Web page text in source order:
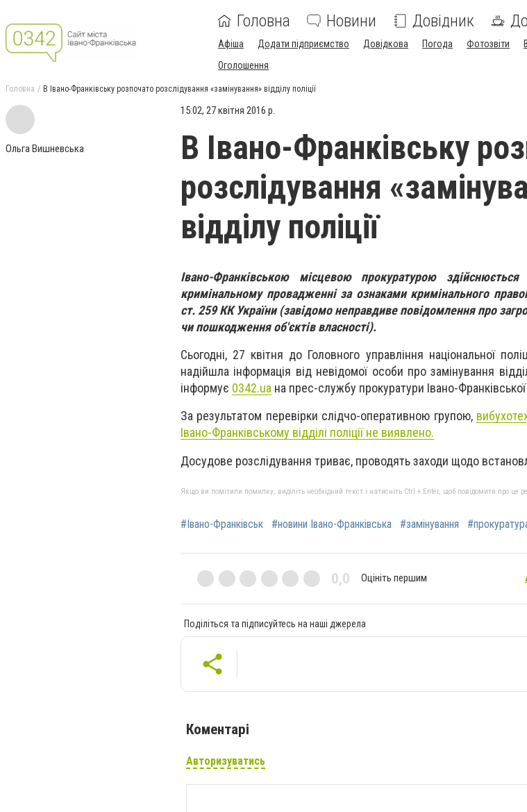
Головна Новини Довідник
Афіша Додати підприємство Довідкова Погода Фотозвіти
Оголошення
Головна В Івано-Франківську розпочато розслідування «замінування» відділу поліції
Ольга Вишневська
15:02, 27 квітня 2016 р.
В Івано-Франківську
розслідування
відділу поліції
Івано-Франківською місцевою прокуратурою
кримінальному провадженні за ознаками кримінального
ст. 259 КК України (завідомо неправдиве повідомлення про
чи пошкодження об'єктів власності).
Сьогодні, 27 квітня до Головного управління національної
надійшла інформація від невідомої особи про замінування
інформує 0342.ua на прес-службу прокуратури Івано-Франківської
За результатом перевірки слідчо-оперативною групою,
Івано-Франківському відділі поліції не виявлено.
Досудове розслідування триває, проводять заходи щодо
Якщо ви помітили помилку, виділіть необхідний текст і натисніть Ctrl + Enter, щоб повідомити про це
#Івано-Франківськ #новини Івано-Франківська #замінування
0,0 Оцініть першим
Поділіться та підписуйтесь на наші джерела
Коментарі
Авторизуватись